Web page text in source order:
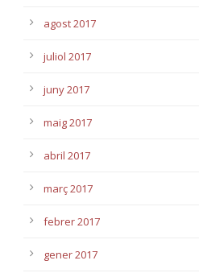
agost 2017
juliol 2017
juny 2017
maig 2017
abril 2017
març 2017
febrer 2017
gener 2017